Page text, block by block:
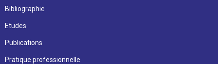
Bibliographie
Etudes
Publications
Pratique professionnelle